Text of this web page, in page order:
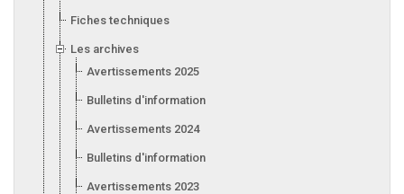
Fiches techniques
Les archives
Avertissements 2025
Bulletins d'information 2025
Avertissements 2024
Bulletins d'information 2024
Avertissements 2023